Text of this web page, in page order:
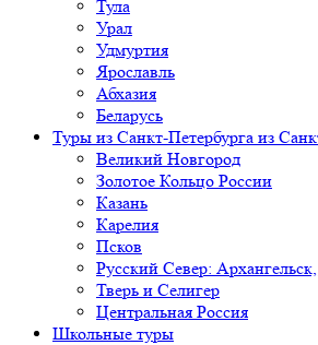
Тула
Урал
Удмуртия
Ярославль
Абхазия
Беларусь
Туры из Санкт-Петербурга из
Великий Новгород
Золотое Кольцо России
Казань
Карелия
Псков
Русский Север:
Тверь и Селигер
Центральная Россия
Школьные туры